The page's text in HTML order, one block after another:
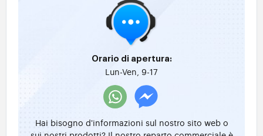
Orario di apertura:
Lun-Ven, 9-17
Hai bisogno d'informazioni sul nostro sito web o